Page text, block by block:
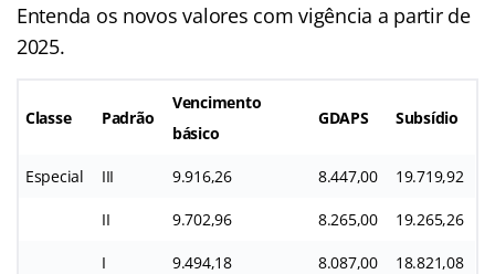
Entenda os novos valores com vigência a partir de
2025.
Classe Padrão
Vencimento
básico
GDAPS Subsídio
Especial III 9.916,26 8.447,00 19.719,92
II 9.702,96 8.265,00 19.265,26
I 9.494,18 8.087,00 18.821,08